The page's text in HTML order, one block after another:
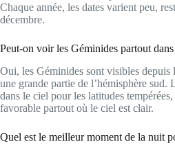
Chaque année, les dates varient peu,
décembre.
Peut-on voir les Géminides partout
Oui, les Géminides sont visibles depuis
une grande partie de l’hémisphère sud.
dans le ciel pour les latitudes
favorable partout où le ciel est clair.
Quel est le meilleur moment de la nuit